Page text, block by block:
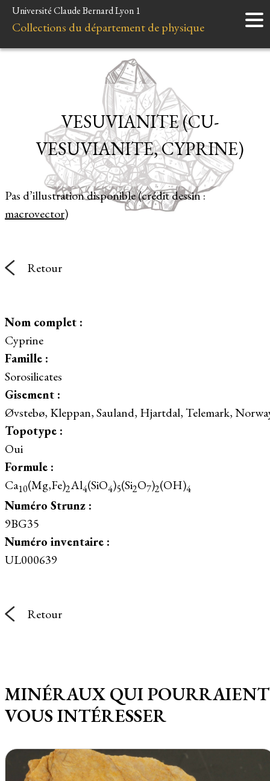
Accueil
Instruments
Liens et ressources
Université Claude Bernard Lyon 1
Collections du département de physique
Pas d’illustration disponible (crédit dessin :
macrovector)
VESUVIANITE (CU-
VESUVIANITE, CYPRINE)
Retour
Nom complet :
Cyprine
Famille :
Sorosilicates
Gisement :
Øvstebø, Kleppan, Sauland, Hjartdal, Telemark,
Topotype :
Oui
Formule :
Ca10(Mg,Fe)2Al4(SiO4)5(Si2O7)2(OH)4
Numéro Strunz :
9BG35
Numéro inventaire :
UL000639
Retour
MINÉRAUX QUI POURRAIENT
VOUS INTÉRESSER